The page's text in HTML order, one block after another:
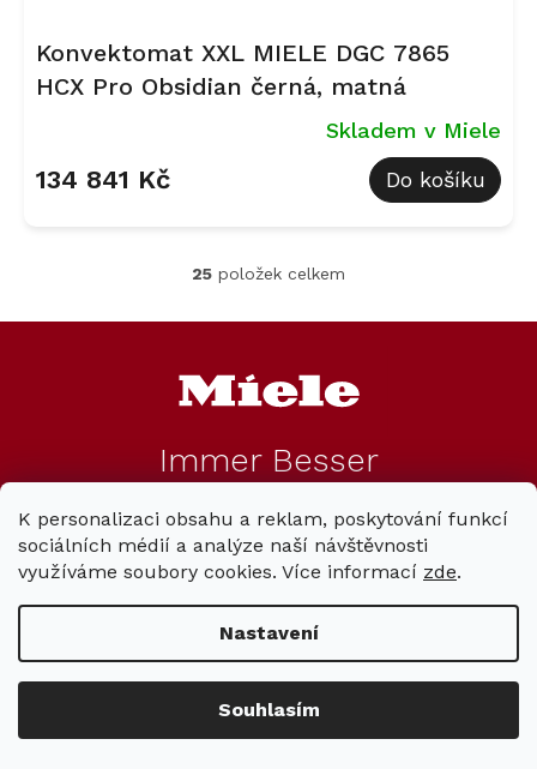
K personalizaci obsahu a reklam, poskytování funkcí
sociálních médií a analýze naší návštěvnosti
využíváme soubory cookies. Více informací zde.
Nastavení
Souhlasím
Konvektomat XXL MIELE DGC 7865
HCX Pro Obsidian černá, matná
Skladem v Miele
134 841 Kč Do košíku
O
l
a
p
r
v
k
y
v
ý
p
i
s
25 položek celkem
Immer Besser
Vše o nákupu
Informace pro Vás